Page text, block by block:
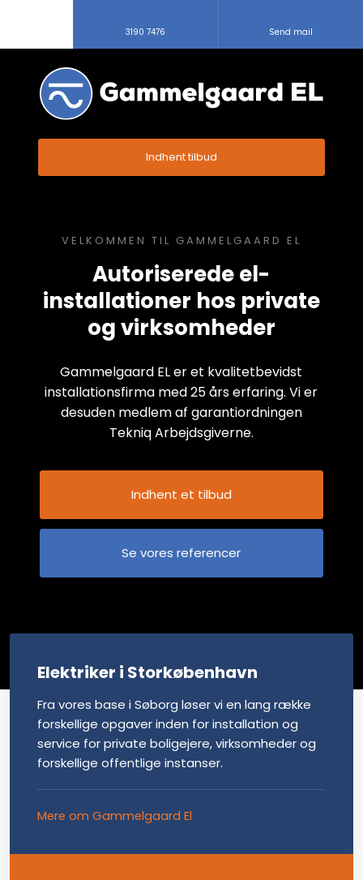
3190 7476 Send mail
Indhent tilbud
VELKOMMEN TIL GAMMELGAARD EL
Autoriserede el-
installationer hos private
og virksomheder
Gammelgaard EL er et kvalitetbevidst
installationsfirma med 25 års erfaring. Vi er
desuden medlem af garantiordningen
Tekniq Arbejdsgiverne.
Indhent et tilbud
Se vores referencer
Elektriker i Storkøbenhavn
Fra vores base i Søborg løser vi en lang række
forskellige opgaver inden for installation og
service for private boligejere, virksomheder og
forskellige offentlige instanser.
Mere om Gammelgaard El